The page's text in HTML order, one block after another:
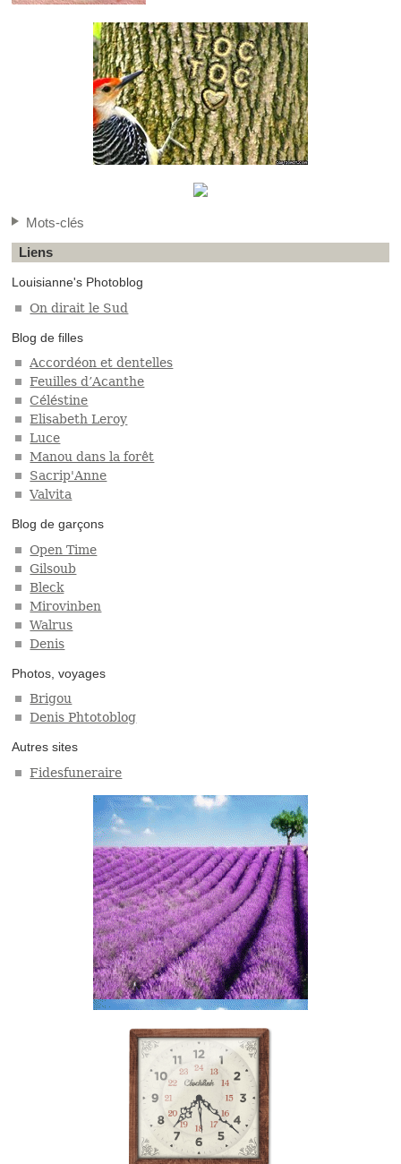
Mots-clés
Liens
Louisianne's Photoblog
On dirait le Sud
Blog de filles
Accordéon et dentelles
Feuilles d’Acanthe
Céléstine
Elisabeth Leroy
Luce
Manou dans la forêt
Sacrip'Anne
Valvita
Blog de garçons
Open Time
Gilsoub
Bleck
Mirovinben
Walrus
Denis
Photos, voyages
Brigou
Denis Phtotoblog
Autres sites
Fidesfuneraire